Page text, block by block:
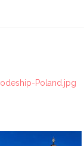
Poland.jpg